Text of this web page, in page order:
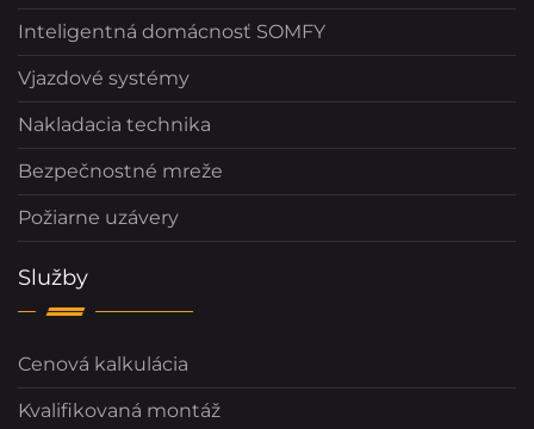
Inteligentná domácnosť SOMFY
Vjazdové systémy
Nakladacia technika
Bezpečnostné mreže
Požiarne uzávery
Služby
Cenová kalkulácia
Kvalifikovaná montáž